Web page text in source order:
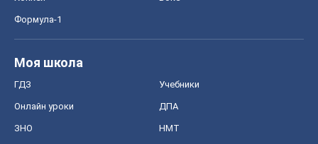
Формула-1
Моя школа
ГДЗ Учебники
Онлайн уроки ДПА
ЗНО НМТ